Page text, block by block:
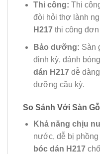
Thi công: Thi
đòi hỏi thợ lành
H217thi công đơn
Bảo dưỡng: Sàn
định kỳ, đánh
dán H217dễ
dưỡng cầu kỳ.
So Sánh Với Sàn
Khả năng chịu
nước, dễ bị
bóc dán H217